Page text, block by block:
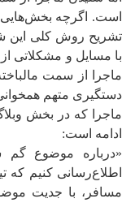
است. اگرچه
تشریح روش کلی این
با مسایل و مشکلاتی
ماجرا از سمت
دستگیری متهم
ماجرا که در بخش
ادامه است:
«درباره موضوع
اطلاع‌رسانی کنیم که
مسافر، با جدیت